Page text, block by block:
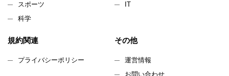
スポーツ
IT
科学
規約関連
プライバシーポリシー
その他
運営情報
お問い合わせ